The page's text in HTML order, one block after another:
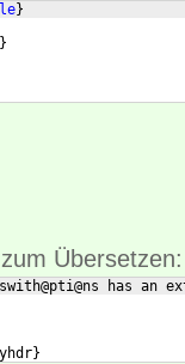
}
}
Übersetzen:
has an
}